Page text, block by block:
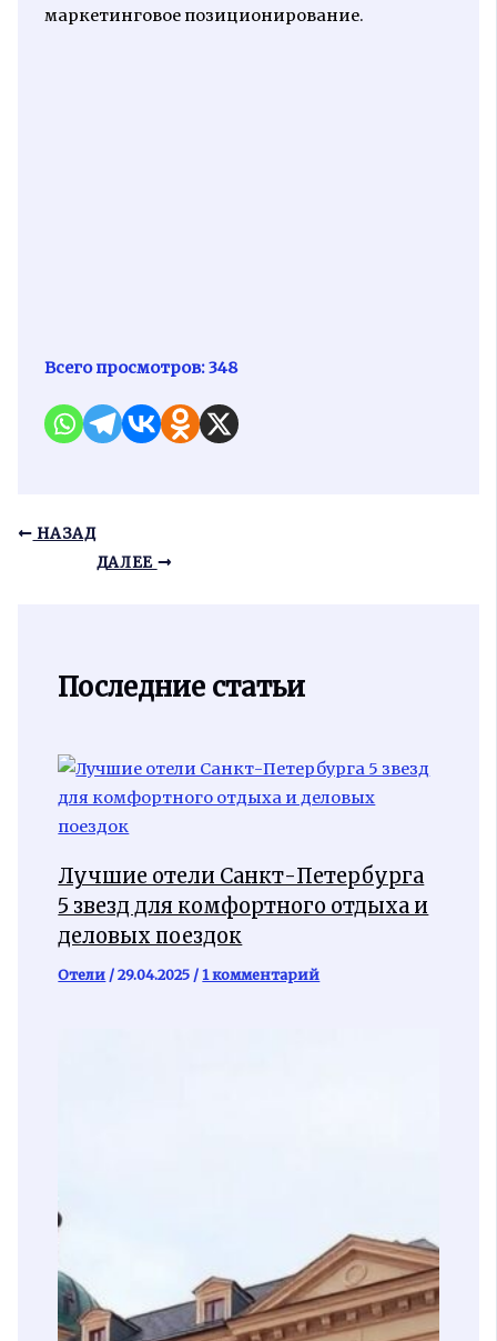
маркетинговое позиционирование.
Всего просмотров:348
НАЗАД
ДАЛЕЕ
Последние статьи
Лучшие отели Санкт-Петербурга
5 звезд для комфортного отдыха и
деловых поездок
Отели /29.04.2025 /1 комментарий